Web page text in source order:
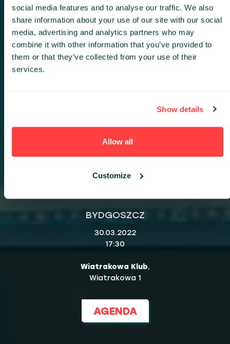
social media features and to analyse our traffic. We also
share information about your use of our site with our social
media, advertising and analytics partners who may
combine it with other information that you’ve provided to
them or that they’ve collected from your use of their
services.
Show details
Allow all
Customize
29.03.2022
17:30
CSW,
Wały gen. Sikorskiego 13
BYDGOSZCZ
30.03.2022
17:30
Wiatrakowa Klub,
Wiatrakowa 1
AGENDA